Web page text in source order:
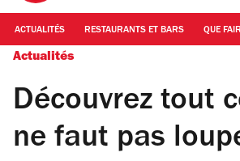
ACTUALITÉS RESTAURANTS ET BARS QUE
Actualités
Découvrez tout
ne faut pas